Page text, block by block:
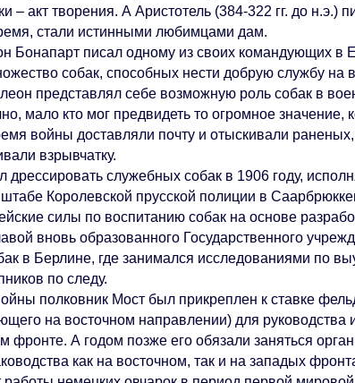
– акт творения. А Аристотель (384-322 гг. до н.э.)
стали истинными любимцами дам.
Бонапарт писал одному из своих командующих в
собак, способных нести добрую службу на
представлял себе возможную роль собак в
мало кто мог предвидеть то огромное значение,
войны доставляли почту и отыскивали
взрывчатку.
дрессировать служебных собак в 1906 году,
штабе Королевской прусской полиции в
силы по воспитанию собак на основе
вновь образованного Государственного
в Берлине, где занимался исследованиями по
по следу.
полковник Мост был прикреплен к ставке
на восточном направлении) для руководства
фронте. А годом позже его обязали заняться
как на восточном, так и на западых